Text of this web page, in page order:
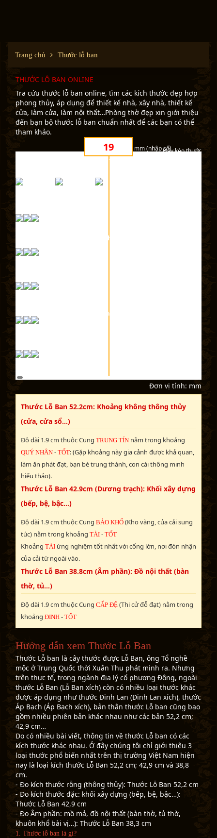
Trang chủ Thước lỗ ban
THƯỚC LỖ BAN ONLINE
Tra cứu thước lỗ ban online, tìm các kích thước đẹp hợp
phong thủy, áp dụng để thiết kế nhà, xây nhà, thiết kế
cửa, làm cửa, làm nội thất…Phòng thờ đẹp xin giới thiệu
đến bạn bộ thước lỗ ban chuẩn nhất để các bạn có thể
tham khảo.
mm (nhập số)Hãy kéo thước
Khoảng thông thủy (cửa, cửa sổ...)
Khối xây dựng (bếp, bệ, bậc...)
Đồ nội thất (bàn thờ, tủ...)
Đơn vị tính: mm
Thước Lỗ Ban 52.2cm: Khoảng không thông thủy
(cửa, cửa sổ...)
Độ dài 1.9 cm thuộc Cung TRUNG TÍN nằm trong khoảng
QUÝ NHÂN - TỐT: (Gặp khoảng này gia cảnh được khả quan,
làm ăn phát đạt, bạn bè trung thành, con cái thông minh
hiếu thảo).
Thước Lỗ Ban 42.9cm (Dương trạch): Khối xây dựng
(bếp, bệ, bậc...)
Độ dài 1.9 cm thuộc Cung BẢO KHỐ (Kho vàng, của cải sung
túc) nằm trong khoảng TÀI - TỐT
Khoảng TÀI ứng nghiệm tốt nhất với cổng lớn, nơi đón nhận
của cải từ ngoài vào.
Thước Lỗ Ban 38.8cm (Âm phần): Đồ nội thất (bàn
thờ, tủ...)
Độ dài 1.9 cm thuộc Cung CẤP ĐỆ (Thi cử đỗ đạt) nằm trong
khoảng ĐINH - TỐT
Hướng dẫn xem Thước Lỗ Ban
Thước Lỗ ban là cây thước được Lỗ Ban, ông Tổ nghề
mộc ở Trung Quốc thời Xuân Thu phát minh ra. Nhưng
trên thực tế, trong ngành địa lý cổ phương Đông, ngoài
thước Lỗ Ban (Lỗ Ban xích) còn có nhiều loại thước khác
được áp dụng như thước Đinh Lan (Đinh Lan xích), thước
Áp Bạch (Áp Bạch xích), bản thân thước Lỗ ban cũng bao
gồm nhiều phiên bản khác nhau như các bản 52,2 cm;
42,9 cm…
Do có nhiều bài viết, thông tin về thước Lỗ ban có các
kích thước khác nhau. Ở đây chúng tôi chỉ giới thiệu 3
loại thước phổ biến nhất trên thị trường Việt Nam hiện
nay là loại kích thước Lỗ Ban 52,2 cm; 42,9 cm và 38,8
cm.
- Đo kích thước rỗng (thông thủy): Thước Lỗ Ban 52,2 cm
- Đo kích thước đặc: khối xây dựng (bếp, bệ, bậc…):
Thước Lỗ Ban 42,9 cm
- Đo Âm phần: mồ mả, đồ nội thất (bàn thờ, tủ thờ,
khuôn khổ bài vị…): Thước Lỗ Ban 38,3 cm
1. Thước lỗ ban là gì?